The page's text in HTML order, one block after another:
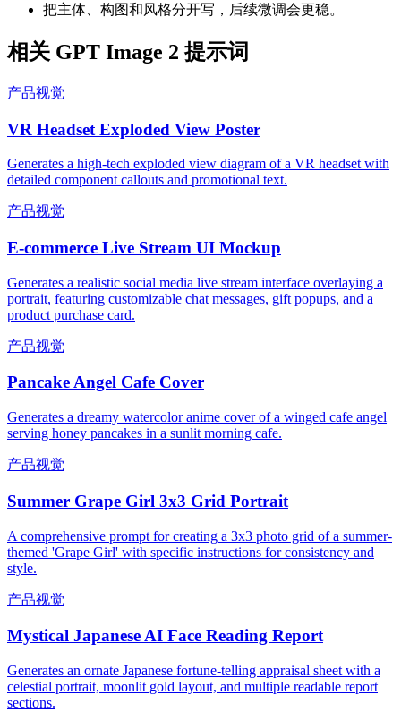
把主体、构图和风格分开写，后续微调会更稳。
相关 GPT Image 2 提示词
产品视觉
VR Headset Exploded View Poster
Generates a high-tech exploded view diagram of a VR headset with
detailed component callouts and promotional text.
产品视觉
E-commerce Live Stream UI Mockup
Generates a realistic social media live stream interface overlaying a
portrait, featuring customizable chat messages, gift popups, and a
product purchase card.
产品视觉
Pancake Angel Cafe Cover
Generates a dreamy watercolor anime cover of a winged cafe angel
serving honey pancakes in a sunlit morning cafe.
产品视觉
Summer Grape Girl 3x3 Grid Portrait
A comprehensive prompt for creating a 3x3 photo grid of a summer-
themed 'Grape Girl' with specific instructions for consistency and
style.
产品视觉
Mystical Japanese AI Face Reading Report
Generates an ornate Japanese fortune-telling appraisal sheet with a
celestial portrait, moonlit gold layout, and multiple readable report
sections.